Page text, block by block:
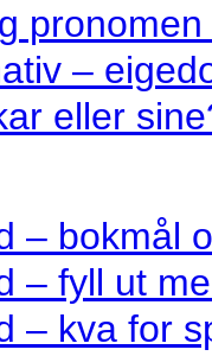
–
eller
– bokmål
– fyll ut
– kva for